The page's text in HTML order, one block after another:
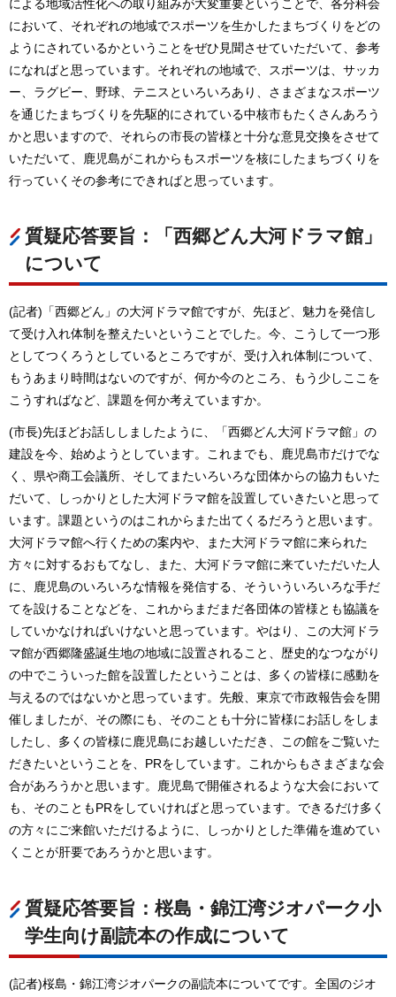
による地域活性化への取り組みが大変重要ということで、各分科会
において、それぞれの地域でスポーツを生かしたまちづくりをどの
ようにされているかということをぜひ見聞させていただいて、参考
になればと思っています。それぞれの地域で、スポーツは、サッカ
ー、ラグビー、野球、テニスといろいろあり、さまざまなスポーツ
を通じたまちづくりを先駆的にされている中核市もたくさんあろう
かと思いますので、それらの市長の皆様と十分な意見交換をさせて
いただいて、鹿児島がこれからもスポーツを核にしたまちづくりを
行っていくその参考にできればと思っています。
質疑応答要旨：「西郷どん大河ドラマ館」
について
(記者)「西郷どん」の大河ドラマ館ですが、先ほど、魅力を発信し
て受け入れ体制を整えたいということでした。今、こうして一つ形
としてつくろうとしているところですが、受け入れ体制について、
もうあまり時間はないのですが、何か今のところ、もう少しここを
こうすればなど、課題を何か考えていますか。
(市長)先ほどお話ししましたように、「西郷どん大河ドラマ館」の
建設を今、始めようとしています。これまでも、鹿児島市だけでな
く、県や商工会議所、そしてまたいろいろな団体からの協力もいた
だいて、しっかりとした大河ドラマ館を設置していきたいと思って
います。課題というのはこれからまた出てくるだろうと思います。
大河ドラマ館へ行くための案内や、また大河ドラマ館に来られた
方々に対するおもてなし、また、大河ドラマ館に来ていただいた人
に、鹿児島のいろいろな情報を発信する、そういういろいろな手だ
てを設けることなどを、これからまだまだ各団体の皆様とも協議を
していかなければいけないと思っています。やはり、この大河ドラ
マ館が西郷隆盛誕生地の地域に設置されること、歴史的なつながり
の中でこういった館を設置したということは、多くの皆様に感動を
与えるのではないかと思っています。先般、東京で市政報告会を開
催しましたが、その際にも、そのことも十分に皆様にお話しをしま
したし、多くの皆様に鹿児島にお越しいただき、この館をご覧いた
だきたいということを、PRをしています。これからもさまざまな会
合があろうかと思います。鹿児島で開催されるような大会において
も、そのこともPRをしていければと思っています。できるだけ多く
の方々にご来館いただけるように、しっかりとした準備を進めてい
くことが肝要であろうかと思います。
質疑応答要旨：桜島・錦江湾ジオパーク小
学生向け副読本の作成について
(記者)桜島・錦江湾ジオパークの副読本についてです。全国のジオ